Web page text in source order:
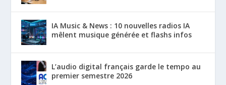
IA Music & News : 10 nouvelles radios IA
mêlent musique générée et flashs infos
L’audio digital français garde le tempo au
premier semestre 2026